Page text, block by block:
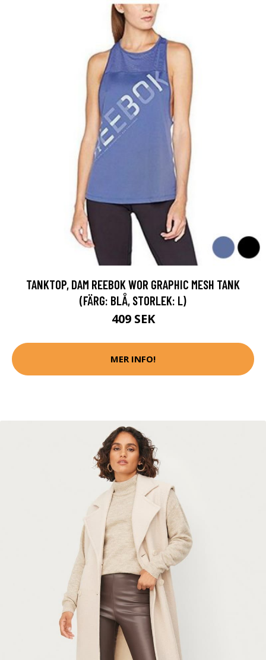
TANKTOP, DAM REEBOK WOR GRAPHIC MESH TANK
(FÄRG: BLÅ, STORLEK: L)
409 SEK
MER INFO!